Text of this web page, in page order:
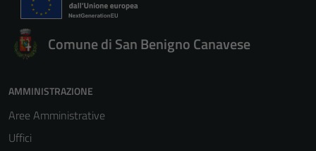
Comune di San Benigno Canavese
AMMINISTRAZIONE
Aree Amministrative
Uffici